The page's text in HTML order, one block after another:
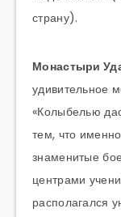
страну).
Монастыри
удивительное
«Колыбелью
тем, что
знаменитые
центрами
располагался